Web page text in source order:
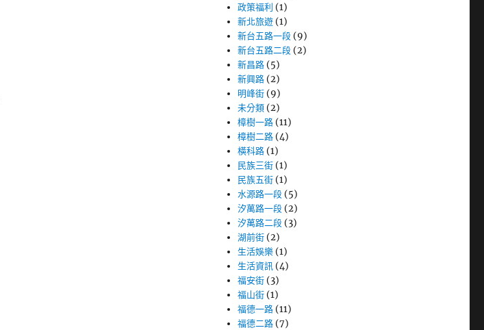
政策福利 (1)
新北旅遊 (1)
新台五路一段 (9)
新台五路二段 (2)
新昌路 (5)
新興路 (2)
明峰街 (9)
未分類 (2)
樟樹一路 (11)
樟樹二路 (4)
橫科路 (1)
民族三街 (1)
民族五街 (1)
水源路一段 (5)
汐萬路一段 (2)
汐萬路二段 (3)
湖前街 (2)
生活娛樂 (1)
生活資訊 (4)
福安街 (3)
福山街 (1)
福德一路 (11)
福德二路 (7)